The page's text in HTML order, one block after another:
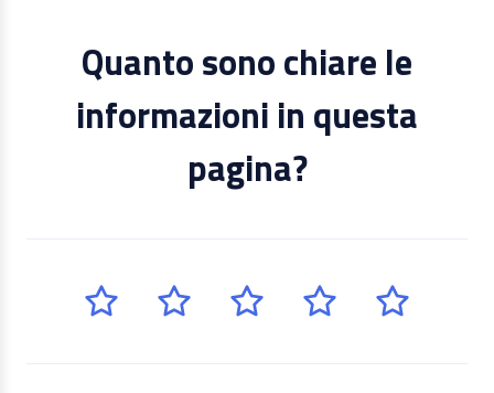
Quanto sono chiare le
informazioni in questa
pagina?